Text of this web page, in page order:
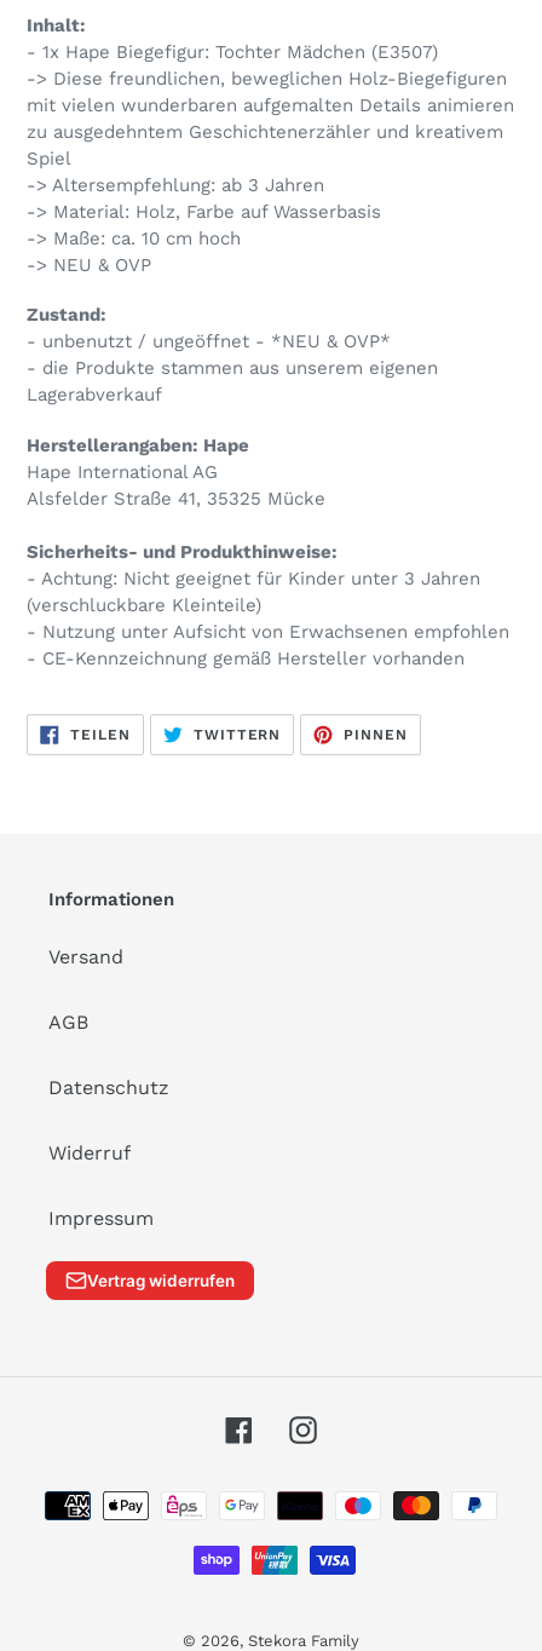
wird
zum
Warenkorb
hinzugefügt
Inhalt:
- 1x Hape Biegefigur: Tochter Mädchen (E3507)
-> Diese freundlichen, beweglichen Holz-Biegefiguren
mit vielen wunderbaren aufgemalten Details animieren
zu ausgedehntem Geschichtenerzähler und kreativem
Spiel
-> Altersempfehlung: ab 3 Jahren
-> Material: Holz, Farbe auf Wasserbasis
-> Maße: ca. 10 cm hoch
-> NEU & OVP
Zustand:
- unbenutzt / ungeöffnet - *NEU & OVP*
- die Produkte stammen aus unserem eigenen
Lagerabverkauf
Herstellerangaben: Hape
Hape International AG
Alsfelder Straße 41, 35325 Mücke
Sicherheits- und Produkthinweise:
- Achtung: Nicht geeignet für Kinder unter 3 Jahren
(verschluckbare Kleinteile)
- Nutzung unter Aufsicht von Erwachsenen empfohlen
- CE-Kennzeichnung gemäß Hersteller vorhanden
TEILEN
FACEBOOK
TEILEN
TWITTERN
TWITTER
TWITTERN
PINNEN
PINNEN
Informationen
Versand
AGB
Datenschutz
Widerruf
Impressum
Vertrag widerrufen
FacebookInstagram
Zahlungsarten
© 2026, Stekora Family